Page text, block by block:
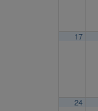
17
24